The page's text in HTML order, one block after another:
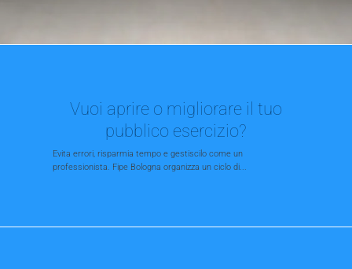
Vuoi aprire o migliorare il tuo
pubblico esercizio?
Evita errori, risparmia tempo e gestiscilo come un
professionista. Fipe Bologna organizza un ciclo di...